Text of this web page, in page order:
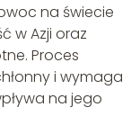
na świecie
w Azji oraz
Proces
i wymaga
na jego